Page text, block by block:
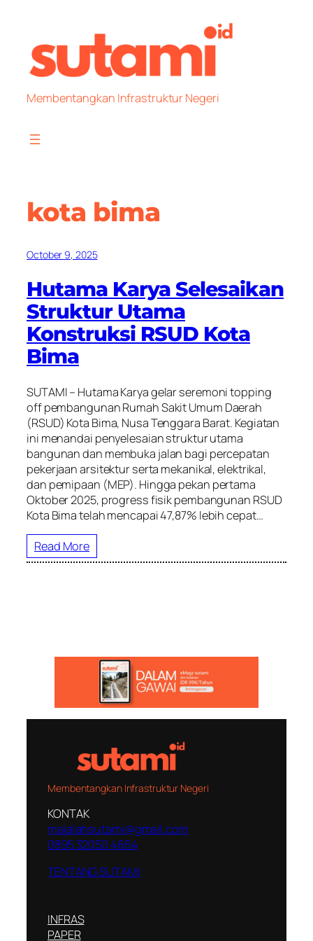
content
Membentangkan Infrastruktur Negeri
kota bima
October 9, 2025
Hutama Karya Selesaikan
Struktur Utama
Konstruksi RSUD Kota
Bima
SUTAMI – Hutama Karya gelar seremoni topping
off pembangunan Rumah Sakit Umum Daerah
(RSUD) Kota Bima, Nusa Tenggara Barat. Kegiatan
ini menandai penyelesaian struktur utama
bangunan dan membuka jalan bagi percepatan
pekerjaan arsitektur serta mekanikal, elektrikal,
dan pemipaan (MEP). Hingga pekan pertama
Oktober 2025, progress fisik pembangunan RSUD
Kota Bima telah mencapai 47,87% lebih cepat…
Read More
Membentangkan Infrastruktur Negeri
KONTAK
majalahsutami@gmail.com
0895 32050 4664
TENTANG SUTAMI
INFRAS
PAPER